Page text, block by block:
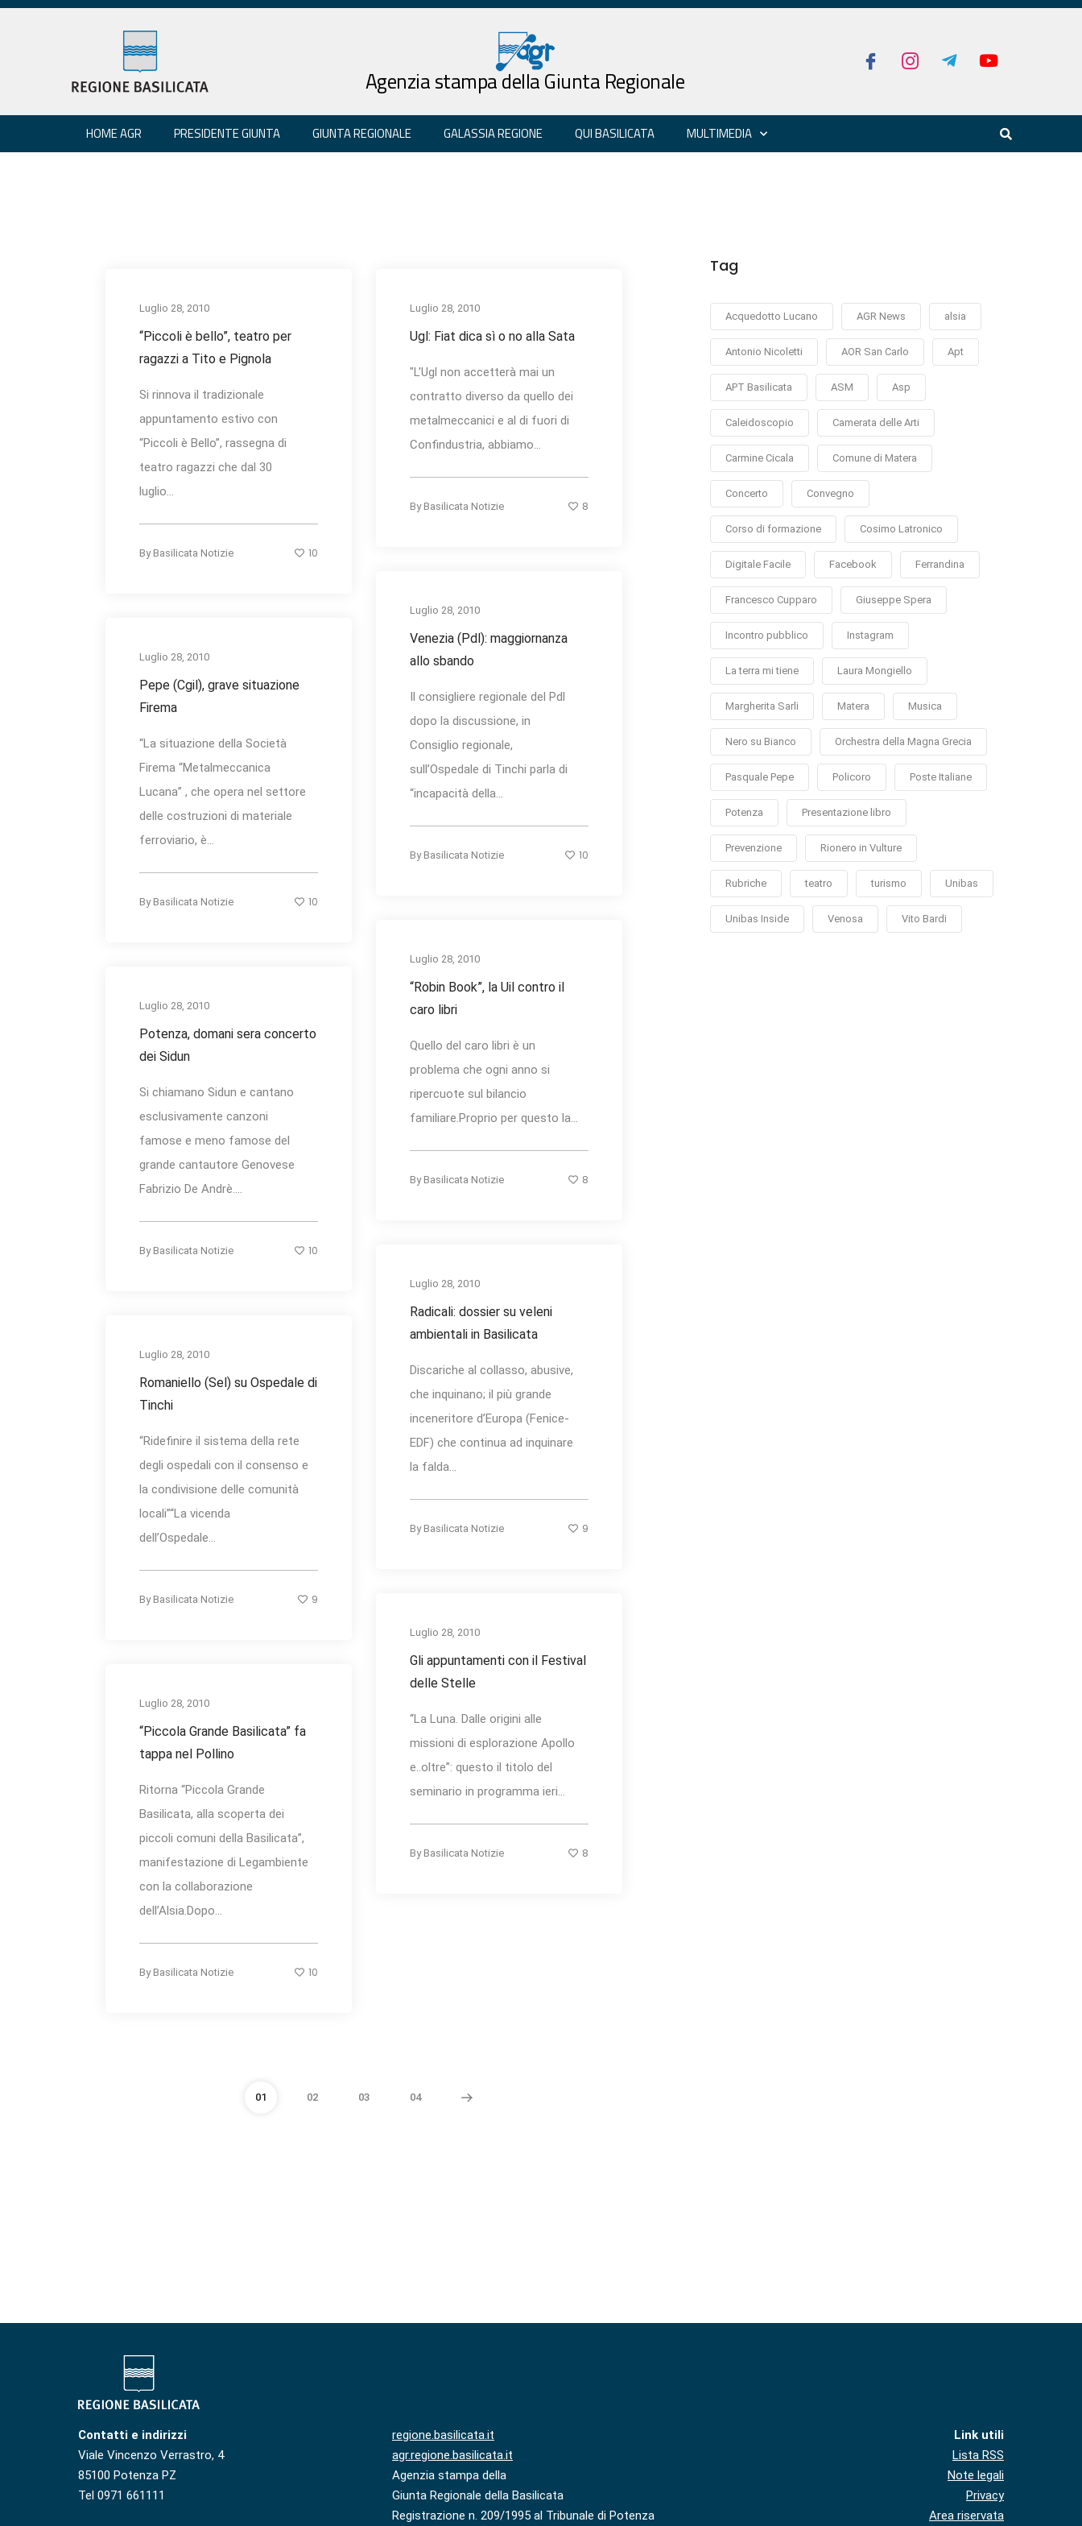
Agenzia stampa della Giunta Regionale
HOME AGR PRESIDENTE GIUNTA GIUNTA REGIONALE GALASSIA REGIONE QUI BASILICATA MULTIMEDIA
Luglio 28, 2010
“Piccoli è bello”, teatro per
ragazzi a Tito e Pignola
Si rinnova il tradizionale
appuntamento estivo con
“Piccoli è Bello”, rassegna di
teatro ragazzi che dal 30
luglio...
By Basilicata Notizie 10
Luglio 28, 2010
Ugl: Fiat dica sì o no alla Sata
"L'Ugl non accetterà mai un
contratto diverso da quello dei
metalmeccanici e al di fuori di
Confindustria, abbiamo...
By Basilicata Notizie 8
Luglio 28, 2010
Venezia (Pdl): maggiornanza
allo sbando
Il consigliere regionale del Pdl
dopo la discussione, in
Consiglio regionale,
sull’Ospedale di Tinchi parla di
“incapacità della...
By Basilicata Notizie 10
Luglio 28, 2010
Pepe (Cgil), grave situazione
Firema
“La situazione della Società
Firema “Metalmeccanica
Lucana” , che opera nel settore
delle costruzioni di materiale
ferroviario, è...
By Basilicata Notizie 10
Luglio 28, 2010
“Robin Book”, la Uil contro il
caro libri
Quello del caro libri è un
problema che ogni anno si
ripercuote sul bilancio
familiare.Proprio per questo la...
By Basilicata Notizie 8
Luglio 28, 2010
Potenza, domani sera concerto
dei Sidun
Si chiamano Sidun e cantano
esclusivamente canzoni
famose e meno famose del
grande cantautore Genovese
Fabrizio De Andrè....
By Basilicata Notizie 10
Luglio 28, 2010
Radicali: dossier su veleni
ambientali in Basilicata
Discariche al collasso, abusive,
che inquinano; il più grande
inceneritore d’Europa (Fenice-
EDF) che continua ad inquinare
la falda...
By Basilicata Notizie 9
Luglio 28, 2010
Romaniello (Sel) su Ospedale di
Tinchi
“Ridefinire il sistema della rete
degli ospedali con il consenso e
la condivisione delle comunità
locali”“La vicenda
dell’Ospedale...
By Basilicata Notizie 9
Luglio 28, 2010
Gli appuntamenti con il Festival
delle Stelle
“La Luna. Dalle origini alle
missioni di esplorazione Apollo
e..oltre”: questo il titolo del
seminario in programma ieri...
By Basilicata Notizie 8
Luglio 28, 2010
“Piccola Grande Basilicata” fa
tappa nel Pollino
Ritorna “Piccola Grande
Basilicata, alla scoperta dei
piccoli comuni della Basilicata”,
manifestazione di Legambiente
con la collaborazione
dell’Alsia.Dopo...
By Basilicata Notizie 10
01 02 03 04
Tag
Acquedotto Lucano AGR News alsia
Antonio Nicoletti AOR San Carlo Apt
APT Basilicata ASM Asp
Caleidoscopio Camerata delle Arti
Carmine Cicala Comune di Matera
Concerto Convegno
Corso di formazione Cosimo Latronico
Digitale Facile Facebook Ferrandina
Francesco Cupparo Giuseppe Spera
Incontro pubblico Instagram
La terra mi tiene Laura Mongiello
Margherita Sarli Matera Musica
Nero su Bianco Orchestra della Magna Grecia
Pasquale Pepe Policoro Poste Italiane
Potenza Presentazione libro
Prevenzione Rionero in Vulture
Rubriche teatro turismo Unibas
Unibas Inside Venosa Vito Bardi
Contatti e indirizzi
Viale Vincenzo Verrastro, 4
85100 Potenza PZ
Tel 0971 661111
regione.basilicata.it
agr.regione.basilicata.it
Agenzia stampa della
Giunta Regionale della Basilicata
Registrazione n. 209/1995 al Tribunale di Potenza
Link utili
Lista RSS
Note legali
Privacy
Area riservata